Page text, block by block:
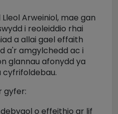
Arweiniol, mae gan
i reoleiddio rhai
a allai gael effaith
a'r amgylchedd ac i
glannau afonydd ya
cyfrifoldebau.
gyfer:
o effeithio ar lif